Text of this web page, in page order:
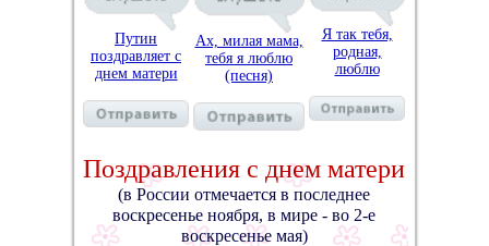
Путин
поздравляет с
днем матери
Ах, милая мама,
тебя я люблю
(песня)
Я так тебя,
родная,
люблю
Поздравления с днем матери
(в России отмечается в последнее
воскресенье ноября, в мире - во 2-е
воскресенье мая)